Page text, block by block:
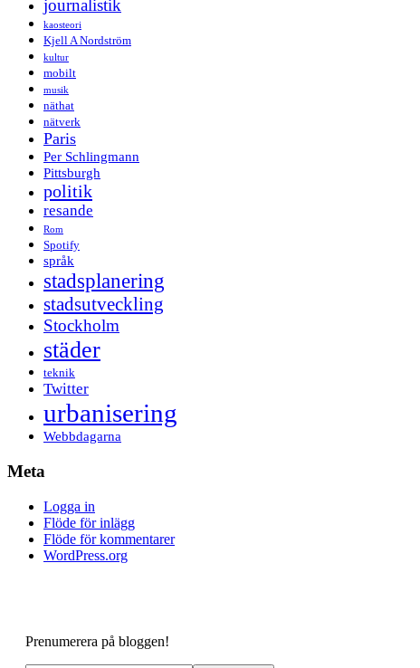
journalistik
kaosteori
Kjell A Nordström
kultur
mobilt
musik
näthat
nätverk
Paris
Per Schlingmann
Pittsburgh
politik
resande
Rom
Spotify
språk
stadsplanering
stadsutveckling
Stockholm
städer
teknik
Twitter
urbanisering
Webbdagarna
Meta
Logga in
Flöde för inlägg
Flöde för kommentarer
WordPress.org
Prenumerera på bloggen!